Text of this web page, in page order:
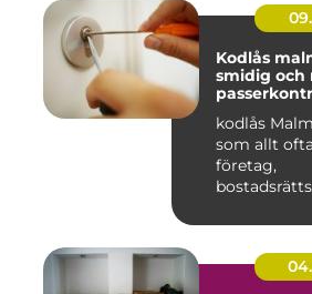
Kodlås malmö
smidig och
kodlås
som allt
företag,